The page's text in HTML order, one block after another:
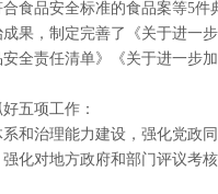
食品安全标准的食品案等5
果，制定完善了《关于进一
全责任清单》《关于进一步
五项工作：
和治理能力建设，强化党政
化对地方政府和部门评议考